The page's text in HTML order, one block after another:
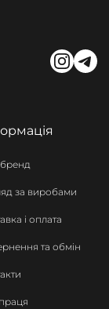
за виробами
і оплата
та обмін